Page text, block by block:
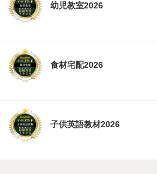
幼児教室2026
食材宅配2026
子供英語教材2026